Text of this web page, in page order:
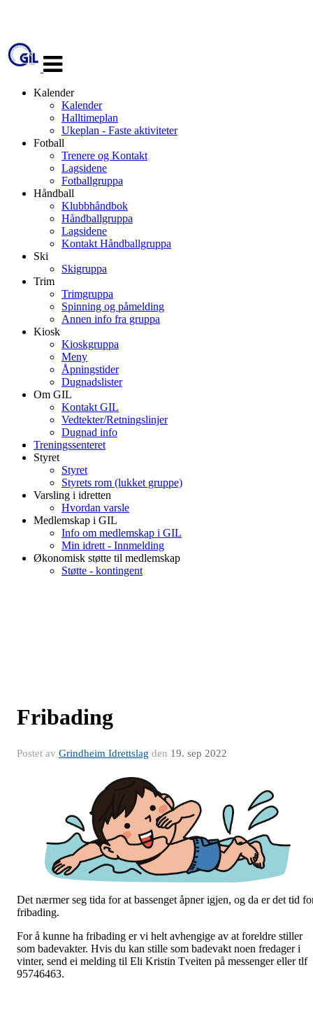
navigasjon
Kalender
Kalender
Halltimeplan
Ukeplan - Faste aktiviteter
Fotball
Trenere og Kontakt
Lagsidene
Fotballgruppa
Håndball
Klubbhåndbok
Håndballgruppa
Lagsidene
Kontakt Håndballgruppa
Ski
Skigruppa
Trim
Trimgruppa
Spinning og påmelding
Annen info fra gruppa
Kiosk
Kioskgruppa
Meny
Åpningstider
Dugnadslister
Om GIL
Kontakt GIL
Vedtekter/Retningslinjer
Dugnad info
Treningssenteret
Styret
Styret
Styrets rom (lukket gruppe)
Varsling i idretten
Hvordan varsle
Medlemskap i GIL
Info om medlemskap i GIL
Min idrett - Innmelding
Økonomisk støtte til medlemskap
Støtte - kontingent
Fribading
Postet av Grindheim Idrettslag den 19. sep 2022
Det nærmer seg tida for at bassenget åpner igjen, og da er det tid
fribading.
For å kunne ha fribading er vi helt avhengige av at foreldre stiller
som badevakter. Hvis du kan stille som badevakt noen fredager i
vinter, send ei melding til Eli Kristin Tveiten på messenger eller tlf
95746463.